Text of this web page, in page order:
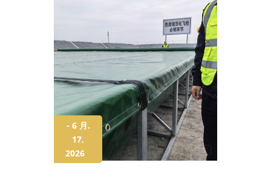
- 6 月.
17,
2026